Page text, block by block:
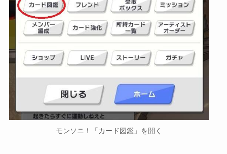
モンソニ！「カード図鑑」を開く